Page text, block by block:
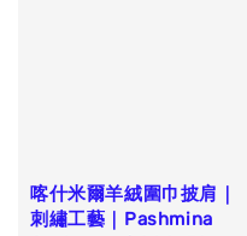
喀什米爾羊絨圍巾披肩｜
刺繡工藝｜Pashmina